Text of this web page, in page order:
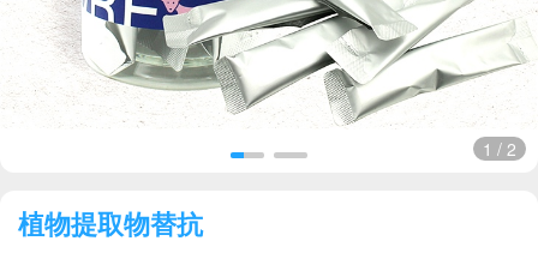
1 / 2
植物提取物替抗